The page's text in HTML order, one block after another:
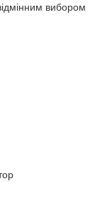
вибором